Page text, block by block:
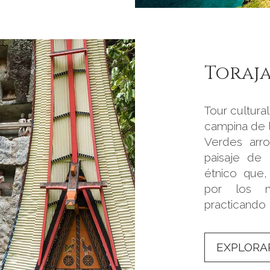
Tour
campina de
Verdes
paisaje de
étnico
por los
practicando